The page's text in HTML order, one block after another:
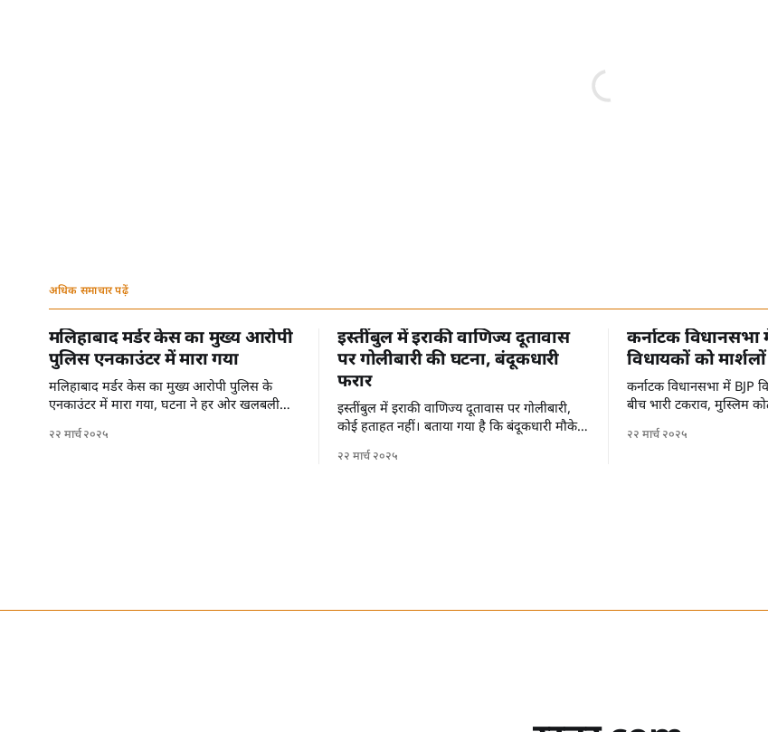
अधिक समाचार पढ़ें
मलिहाबाद मर्डर केस का मुख्य आरोपी
पुलिस एनकाउंटर में मारा गया
मलिहाबाद मर्डर केस का मुख्य आरोपी पुलिस के
एनकाउंटर में मारा गया, घटना ने हर ओर खलबली
मचा दी है।
२२ मार्च २०२५
इस्तींबुल में इराकी वाणिज्य दूतावास
पर गोलीबारी की घटना, बंदूकधारी
फरार
इस्तींबुल में इराकी वाणिज्य दूतावास पर गोलीबारी,
कोई हताहत नहीं। बताया गया है कि बंदूकधारी मौके
से फरार हो गए हैं।
२२ मार्च २०२५
कर्नाटक विधानसभा
विधायकों को
कर्नाटक विधानसभा में BJP
बीच भारी टकराव, मुस्लिम
२२ मार्च २०२५